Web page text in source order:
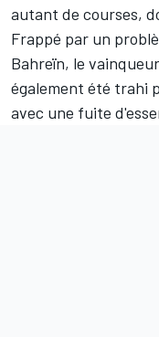
autant de courses,
Frappé par un
Bahreïn, le
également été trahi
avec une fuite